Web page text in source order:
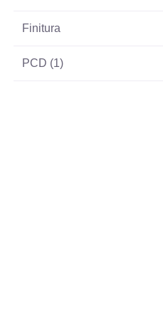
Finitura
PCD (1)